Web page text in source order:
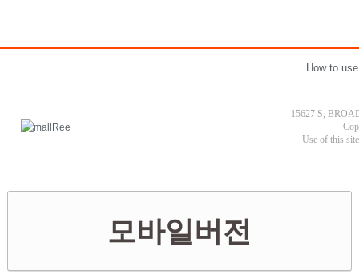
How to use
15627 S,
Use of this
모바일버전